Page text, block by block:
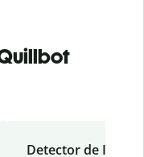
Detector de IA